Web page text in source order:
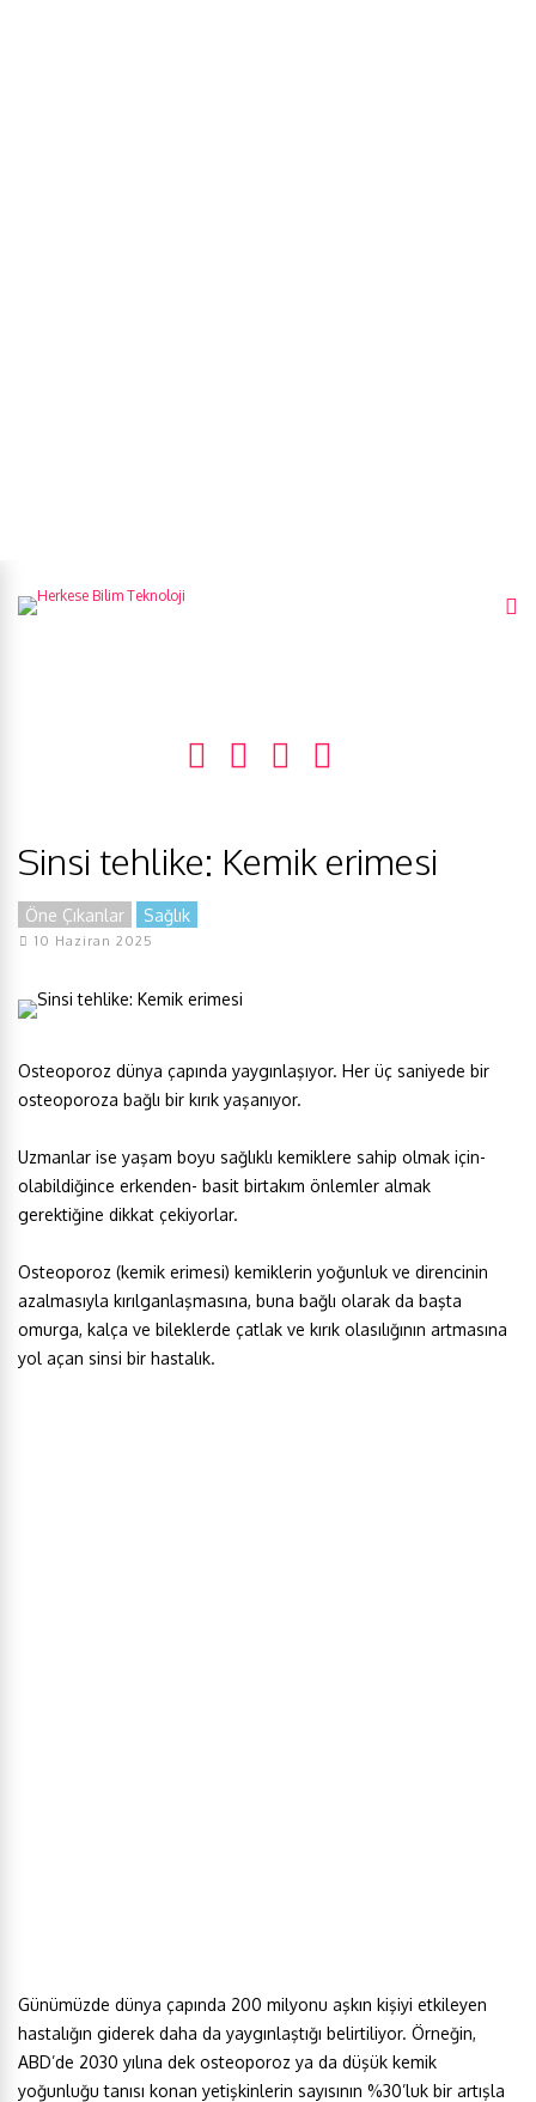
Sinsi tehlike: Kemik erimesi
Öne Çıkanlar Sağlık
10 Haziran 2025
Osteoporoz dünya çapında yaygınlaşıyor. Her üç saniyede bir
osteoporoza bağlı bir kırık yaşanıyor.
Uzmanlar ise yaşam boyu sağlıklı kemiklere sahip olmak için-
olabildiğince erkenden- basit birtakım önlemler almak
gerektiğine dikkat çekiyorlar.
Osteoporoz (kemik erimesi) kemiklerin yoğunluk ve direncinin
azalmasıyla kırılganlaşmasına, buna bağlı olarak da başta
omurga, kalça ve bileklerde çatlak ve kırık olasılığının artmasına
yol açan sinsi bir hastalık.
Günümüzde dünya çapında 200 milyonu aşkın kişiyi etkileyen
hastalığın giderek daha da yaygınlaştığı belirtiliyor. Örneğin,
ABD’de 2030 yılına dek osteoporoz ya da düşük kemik
yoğunluğu tanısı konan yetişkinlerin sayısının %30’luk bir artışla